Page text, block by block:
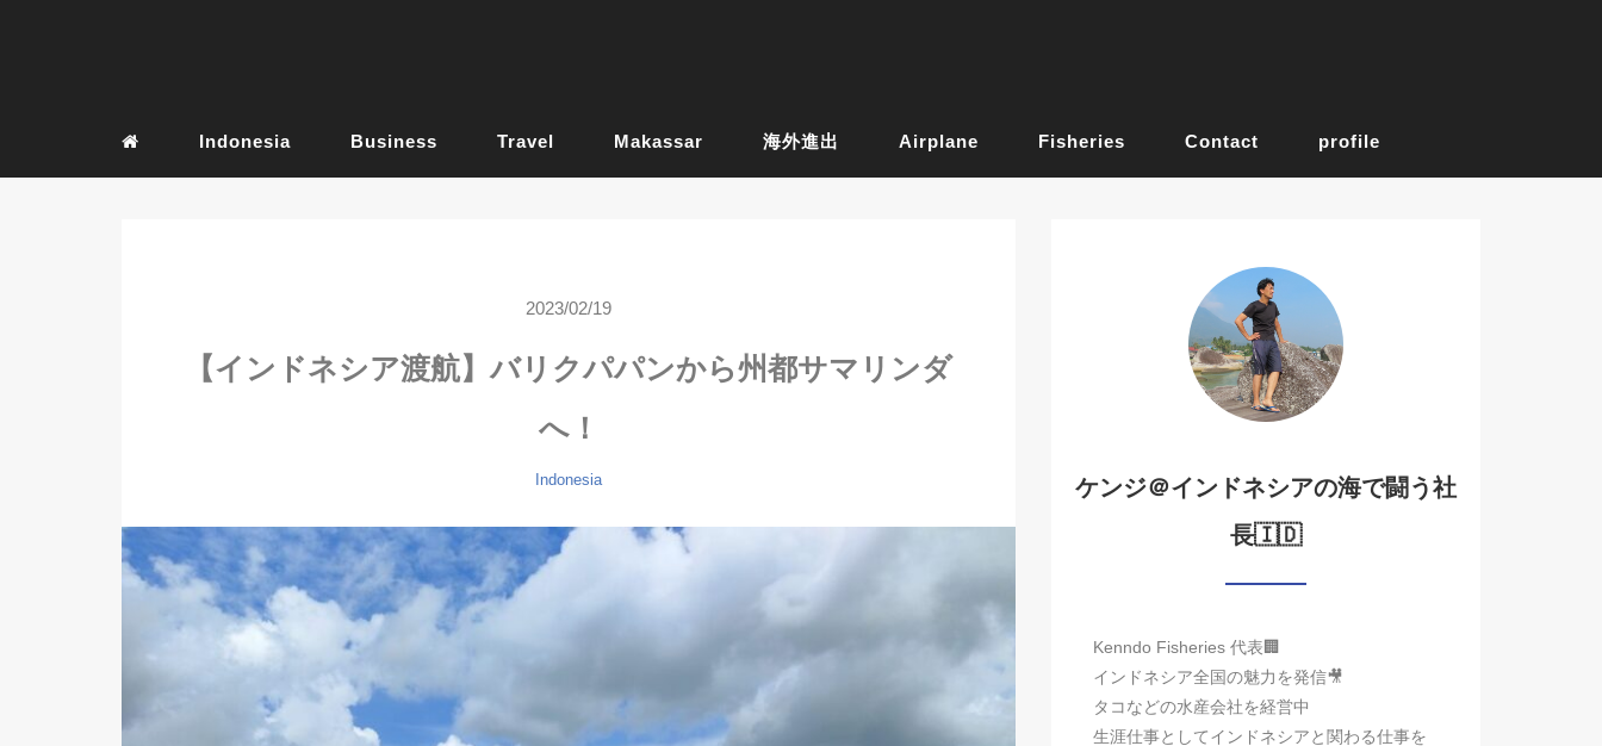
Indonesia Business Travel Makassar 海外進出 Airplane Fisheries Contact profile
2023/02/19
【インドネシア渡航】バリクパパンから州都サマリンダ
へ！
Indonesia
ケンジ＠インドネシアの海で闘う社
長🇮🇩
Kenndo Fisheries 代表🏢
インドネシア全国の魅力を発信🎥
タコなどの水産会社を経営中
生涯仕事としてインドネシアと関わる仕事を